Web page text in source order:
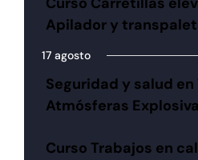
Apilador y
17 agosto
Seguridad y salud en
Atmósferas
Curso Trabajos en